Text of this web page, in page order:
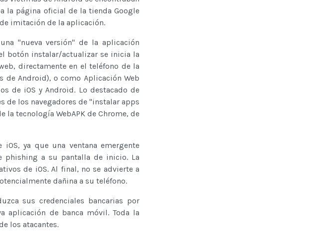
la página oficial de la tienda Google
imitación de la aplicación.
"nueva versión" de la aplicación
botón instalar/actualizar se inicia la
directamente en el teléfono de la
de Android), o como Aplicación Web
de iOS y Android. Lo destacado de
de los navegadores de "instalar apps
tecnología WebAPK de Chrome, de
ya que una ventana emergente
phishing a su pantalla de inicio. La
de iOS. Al final, no se advierte a
dañina a su teléfono.
sus credenciales bancarias por
aplicación de banca móvil. Toda la
los atacantes.